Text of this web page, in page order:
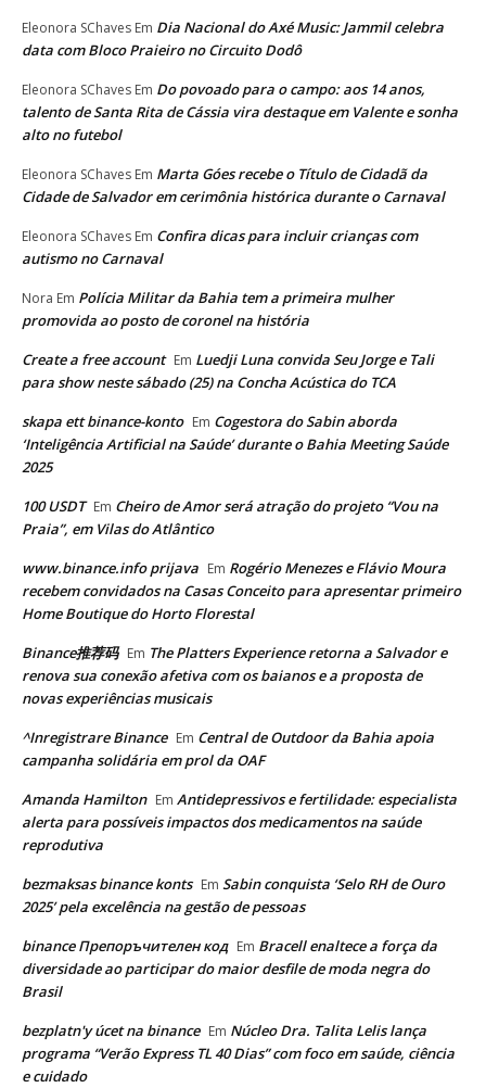
Eleonora SChaves Em Dia Nacional do Axé Music: Jammil celebra
data com Bloco Praieiro no Circuito Dodô
Eleonora SChaves Em Do povoado para o campo: aos 14 anos,
talento de Santa Rita de Cássia vira destaque em Valente e sonha
alto no futebol
Eleonora SChaves Em Marta Góes recebe o Título de Cidadã da
Cidade de Salvador em cerimônia histórica durante o Carnaval
Eleonora SChaves Em Confira dicas para incluir crianças com
autismo no Carnaval
Nora Em Polícia Militar da Bahia tem a primeira mulher
promovida ao posto de coronel na história
Create a free account Em Luedji Luna convida Seu Jorge e Tali
para show neste sábado (25) na Concha Acústica do TCA
skapa ett binance-konto Em Cogestora do Sabin aborda
‘Inteligência Artificial na Saúde’ durante o Bahia Meeting Saúde
2025
100 USDT Em Cheiro de Amor será atração do projeto “Vou na
Praia”, em Vilas do Atlântico
www.binance.info prijava Em Rogério Menezes e Flávio Moura
recebem convidados na Casas Conceito para apresentar primeiro
Home Boutique do Horto Florestal
Binance推荐码 Em The Platters Experience retorna a Salvador e
renova sua conexão afetiva com os baianos e a proposta de
novas experiências musicais
^Inregistrare Binance Em Central de Outdoor da Bahia apoia
campanha solidária em prol da OAF
Amanda Hamilton Em Antidepressivos e fertilidade: especialista
alerta para possíveis impactos dos medicamentos na saúde
reprodutiva
bezmaksas binance konts Em Sabin conquista ‘Selo RH de Ouro
2025’ pela excelência na gestão de pessoas
binance Препоръчителен код Em Bracell enaltece a força da
diversidade ao participar do maior desfile de moda negra do
Brasil
bezplatn'y úcet na binance Em Núcleo Dra. Talita Lelis lança
programa “Verão Express TL 40 Dias” com foco em saúde, ciência
e cuidado